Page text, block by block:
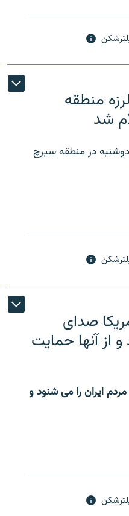
منطقه
در منطقه سیرچ
صدای
از آنها حمایت
ایران را می شنود و